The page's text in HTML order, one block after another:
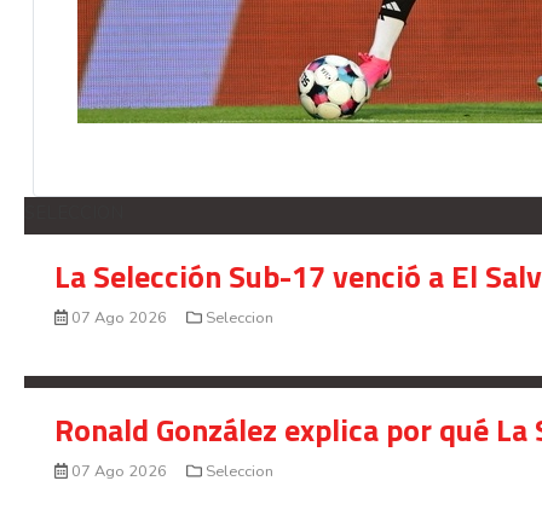
La Selección Sub-17 venció a El
07 Ago 2026 Seleccion
Ronald González explica por qué
07 Ago 2026 Seleccion